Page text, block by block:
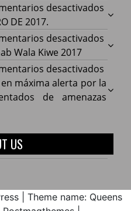
Cauca
con
de
desactivados
ACIN
DE
DE 2017.
desactivados
Hacía
la
2017
Wala Kiwe 2017
desactivados
Cauca
máxima alerta por la
de amenazas
US
Theme name: Queens